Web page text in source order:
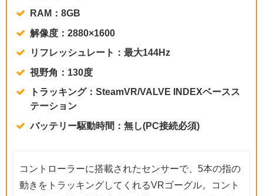
RAM：8GB
解像度：2880×1600
リフレッシュレート：最大144Hz
視野角：130度
トラッキング：SteamVR/VALVE INDEXベースス
テーション
バッテリー駆動時間：無し(PC接続必須)
コントローラーに搭載されたセンサーで、5本の指の
動きをトラッキングしてくれるVRゴーグル。コント